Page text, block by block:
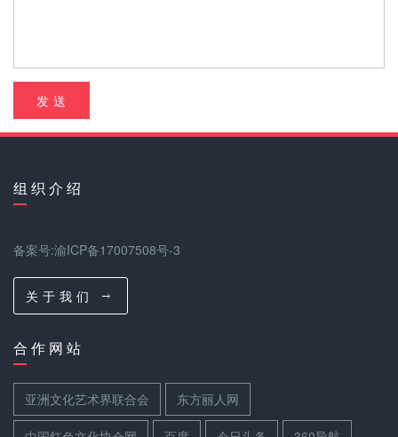
发 送
组 织 介 绍
备案号:渝ICP备17007508号-3
关 于 我 们
合 作 网 站
亚洲文化艺术界联合会 东方丽人网